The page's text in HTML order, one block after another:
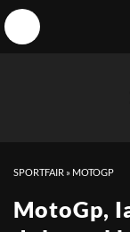
SPORTFAIR » MOTOGP
MotoGp,